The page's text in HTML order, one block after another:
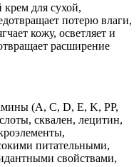
для сухой,
потерю влаги,
кожу, осветляет и
расширение
(A, C, D, E, K, PP,
сквален, лецитин,
питательными,
свойствами,